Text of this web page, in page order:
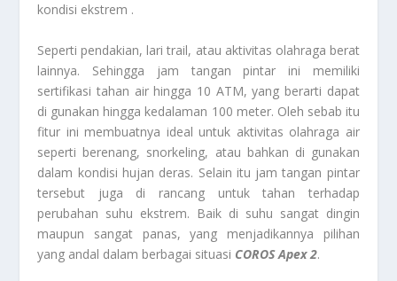
kondisi ekstrem .
Seperti pendakian, lari trail, atau aktivitas olahraga berat
lainnya. Sehingga jam tangan pintar ini memiliki
sertifikasi tahan air hingga 10 ATM, yang berarti dapat
di gunakan hingga kedalaman 100 meter. Oleh sebab itu
fitur ini membuatnya ideal untuk aktivitas olahraga air
seperti berenang, snorkeling, atau bahkan di gunakan
dalam kondisi hujan deras. Selain itu jam tangan pintar
tersebut juga di rancang untuk tahan terhadap
perubahan suhu ekstrem. Baik di suhu sangat dingin
maupun sangat panas, yang menjadikannya pilihan
yang andal dalam berbagai situasi COROS Apex 2.